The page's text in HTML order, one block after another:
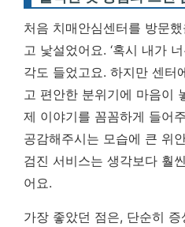
처음 치매안심센터를 방문
고 낯설었어요. ‘혹시 내가
각도 들었고요. 하지만 센터
고 편안한 분위기에 마음이
제 이야기를 꼼꼼하게 들어
공감해주시는 모습에 큰 위
검진 서비스는 생각보다 훨
어요.
가장 좋았던 점은, 단순히